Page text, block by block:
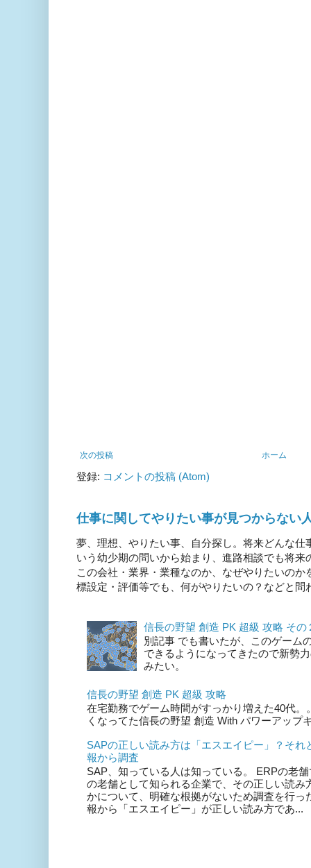
次の投稿 ホーム
登録: コメントの投稿 (Atom)
仕事に関してやりたい事が見つからない
夢、理想、やりたい事、自分探し。将来どんな
いう幼少期の問いから始まり、進路相談でも将
この会社・業界・業種なのか、なぜやりたいの
標設定・評価等でも、何がやりたいの？などと問
信長の野望 創造 PK 超級 攻略 そ
別記事 でも書いたが、このゲーム
できるようになってきたので新勢
みたい。
信長の野望 創造 PK 超級 攻略
在宅勤務でゲーム時間がすっかり増えた40代
くなってた信長の野望 創造 With パワーアップ
SAPの正しい読み方は「エスエイピー」？そ
報から調査
SAP、知っている人は知っている。 ERPの老
の老舗として知られる企業で、その正しい読
かについて、明確な根拠がないため調査を行
報から「エスエイピー」が正しい読み方であ...